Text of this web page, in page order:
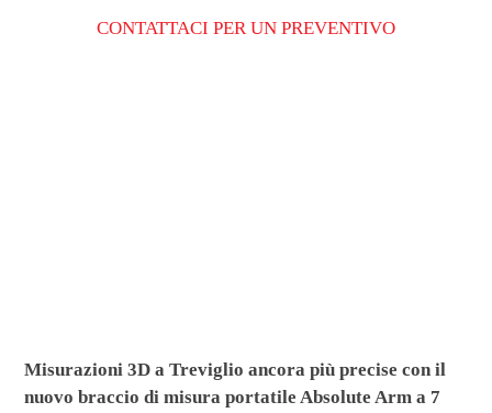
CONTATTACI PER UN PREVENTIVO
Misurazioni 3D a Treviglio ancora più precise con il
nuovo braccio di misura portatile Absolute Arm a 7